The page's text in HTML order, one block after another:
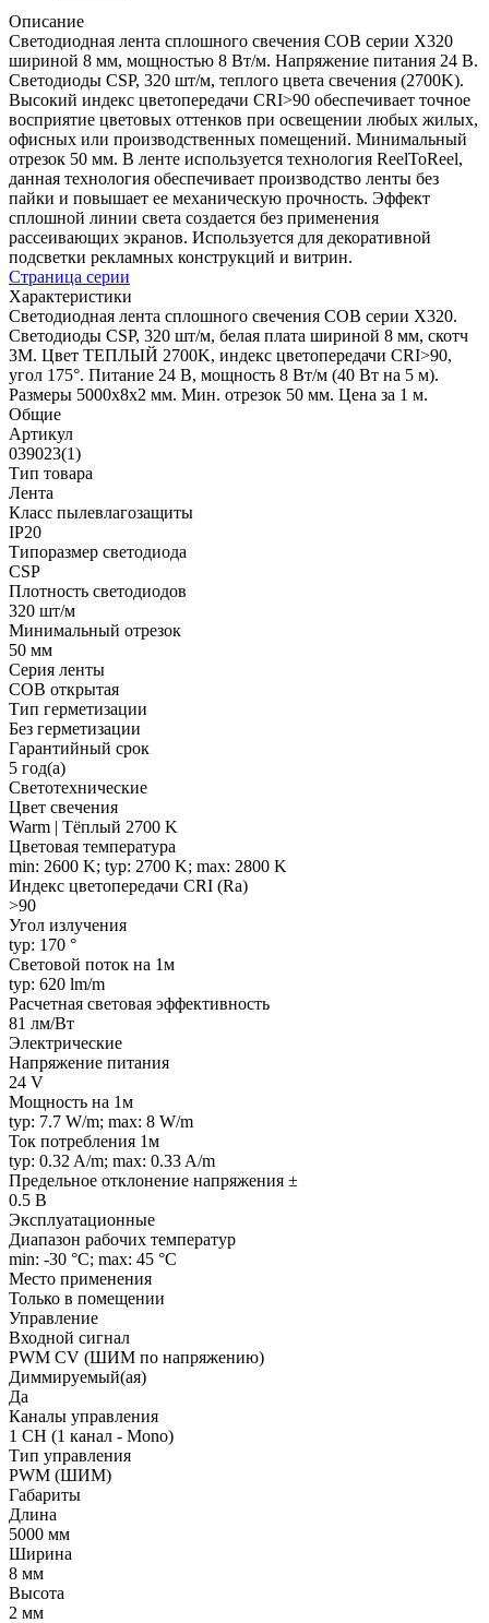
Описание
Светодиодная лента сплошного свечения COB серии X320
шириной 8 мм, мощностью 8 Вт/м. Напряжение питания 24 В.
Светодиоды CSP, 320 шт/м, теплого цвета свечения (2700K).
Высокий индекс цветопередачи CRI>90 обеспечивает точное
восприятие цветовых оттенков при освещении любых жилых,
офисных или производственных помещений. Минимальный
отрезок 50 мм. В ленте используется технология ReelToReel,
данная технология обеспечивает производство ленты без
пайки и повышает ее механическую прочность. Эффект
сплошной линии света создается без применения
рассеивающих экранов. Используется для декоративной
подсветки рекламных конструкций и витрин.
Страница серии
Характеристики
Светодиодная лента сплошного свечения COB серии X320.
Светодиоды CSP, 320 шт/м, белая плата шириной 8 мм, скотч
3M. Цвет ТЕПЛЫЙ 2700K, индекс цветопередачи CRI>90,
угол 175°. Питание 24 В, мощность 8 Вт/м (40 Вт на 5 м).
Размеры 5000х8х2 мм. Мин. отрезок 50 мм. Цена за 1 м.
Общие
Артикул
039023(1)
Тип товара
Лента
Класс пылевлагозащиты
IP20
Типоразмер светодиода
CSP
Плотность светодиодов
320 шт/м
Минимальный отрезок
50 мм
Серия ленты
COB открытая
Тип герметизации
Без герметизации
Гарантийный срок
5 год(а)
Светотехнические
Цвет свечения
Warm | Тёплый 2700 K
Цветовая температура
min: 2600 K; typ: 2700 K; max: 2800 K
Индекс цветопередачи CRI (Ra)
>90
Угол излучения
typ: 170 °
Световой поток на 1м
typ: 620 lm/m
Расчетная световая эффективность
81 лм/Вт
Электрические
Напряжение питания
24 V
Мощность на 1м
typ: 7.7 W/m; max: 8 W/m
Ток потребления 1м
typ: 0.32 A/m; max: 0.33 A/m
Предельное отклонение напряжения ±
0.5 В
Эксплуатационные
Диапазон рабочих температур
min: -30 °C; max: 45 °C
Место применения
Только в помещении
Управление
Входной сигнал
PWM СV (ШИМ по напряжению)
Диммируемый(ая)
Да
Каналы управления
1 CH (1 канал - Mono)
Тип управления
PWM (ШИМ)
Габариты
Длина
5000 мм
Ширина
8 мм
Высота
2 мм